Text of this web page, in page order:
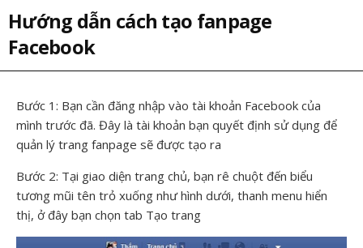
Hướng dẫn cách tạo fanpage
Facebook
Bước 1: Bạn cần đăng nhập vào tài khoản Facebook của
mình trước đã. Đây là tài khoản bạn quyết định sử dụng để
quản lý trang fanpage sẽ được tạo ra
Bước 2: Tại giao diện trang chủ, bạn rê chuột đến biểu
tương mũi tên trỏ xuống như hình dưới, thanh menu hiển
thị, ở đây bạn chọn tab Tạo trang